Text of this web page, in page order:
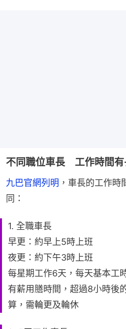
不同職位車長 工作時間有
九巴官網列明 ，車長的工作時
同：
1. 全職車長
早更：約早上5時上班
夜更：約下午3時上班
每星期工作6天，每天基本工
有薪用膳時間，超過8小時後
算，需輪更及輪休